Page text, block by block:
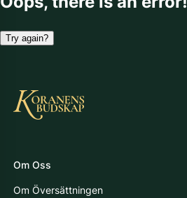
Try again?
Om Oss
Om Översättningen